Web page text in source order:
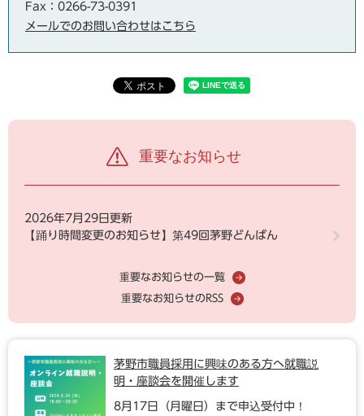
Fax：0266-73-0391
メールでのお問い合わせはこちら
重要なお知らせ
2026年7月29日更新
【踊り時間変更のお知らせ】第49回茅野どんばん
重要なお知らせの一覧
重要なお知らせのRSS
茅野市職員採用に興味のある方へ就職説
明・座談会を開催します
8月17日（月曜日）まで申込受付中！